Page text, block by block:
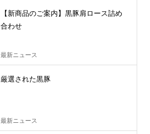
【新商品のご案内】黒豚肩ロース詰め
合わせ
最新ニュース
厳選された黒豚
最新ニュース